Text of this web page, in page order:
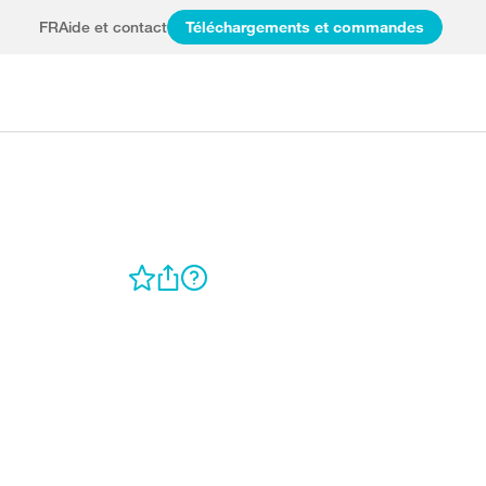
FRAide et contact Téléchargements et commandes